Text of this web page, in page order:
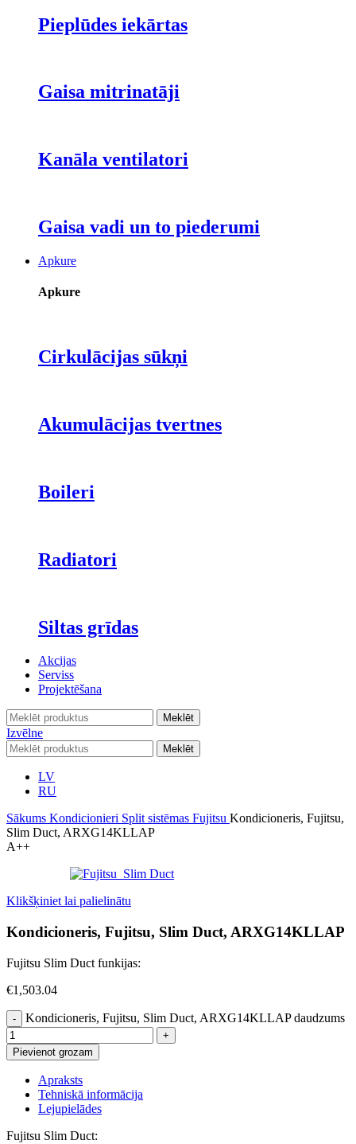
Pieplūdes iekārtas
Gaisa mitrinatāji
Kanāla ventilatori
Gaisa vadi un to piederumi
Apkure
Apkure
Cirkulācijas sūkņi
Akumulācijas tvertnes
Boileri
Radiatori
Siltas grīdas
Akcijas
Serviss
Projektēšana
Meklēt
Izvēlne
Meklēt
LV
RU
Sākums Kondicionieri Split sistēmas Fujitsu Kondicioneris, Fujitsu,
Slim Duct, ARXG14KLLAP
A++
Klikšķiniet lai palielinātu
Kondicioneris, Fujitsu, Slim Duct, ARXG14KLLAP
Fujitsu Slim Duct funkijas:
€1,503.04
Kondicioneris, Fujitsu, Slim Duct, ARXG14KLLAP daudzums
Pievienot grozam
Apraksts
Tehniskā informācija
Lejupielādes
Fujitsu Slim Duct: